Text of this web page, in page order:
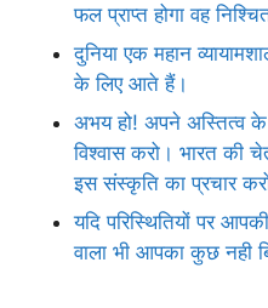
फल प्राप्त होगा वह
दुनिया एक महान
के लिए आते हैं।
अभय हो! अपने अस्तित्व
विश्वास करो। भारत की
इस संस्कृति का प्रचार
यदि परिस्थितियों पर
वाला भी आपका कुछ नही